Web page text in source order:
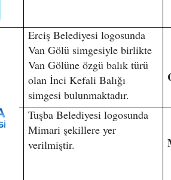
Erciş Belediyesi logosunda
Van Gölü simgesiyle birlikte
Van Gölüne özgü balık türü
olan İnci Kefali Balığı
simgesi bulunmaktadır.
Tuşba Belediyesi logosunda
Mimari şekillere yer
verilmiştir.